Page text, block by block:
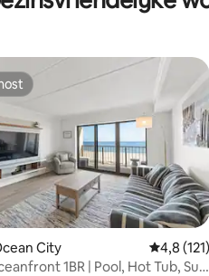
van 4,93 op 5, 103 recensies
City
4,8 (121)
1BR | Pool, Hot Tub, Sun